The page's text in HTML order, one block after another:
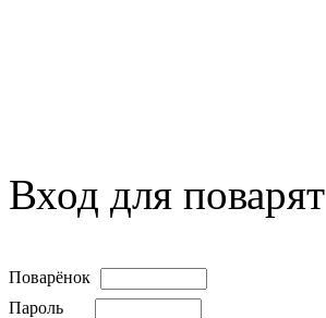
Вход для поварят
Поварёнок
Пароль